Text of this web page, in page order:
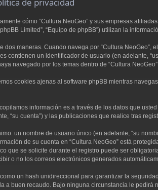
cómo “Cultura NeoGeo” y sus empresas afiliadas
Limited”, “Equipo de phpBB”) utilizan la
dos maneras. Cuando navega por “Cultura
contienen un identificador de usuario (en adelante,
navegado por los temas dentro de “Cultura
cookies ajenas al software phpBB mientras
información es a través de los datos que
“su cuenta”) y las publicaciones que realice tras
un nombre de usuario único (en adelante, “su
de su cuenta en “Cultura NeoGeo” está
que se solicite durante el registro puede ser
o no los correos electrónicos generados
un hash unidireccional para garantizar la
a buen recaudo. Bajo ninguna circunstancia le